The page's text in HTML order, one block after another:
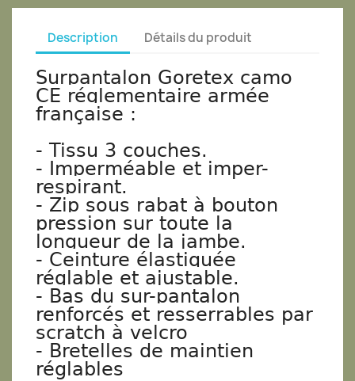
Description Détails du produit
Surpantalon Goretex camo
CE réglementaire armée
française :
- Tissu 3 couches.
- Imperméable et imper-
respirant.
- Zip sous rabat à bouton
pression sur toute la
longueur de la jambe.
- Ceinture élastiquée
réglable et ajustable.
- Bas du sur-pantalon
renforcés et resserrables par
scratch à velcro
- Bretelles de maintien
réglables